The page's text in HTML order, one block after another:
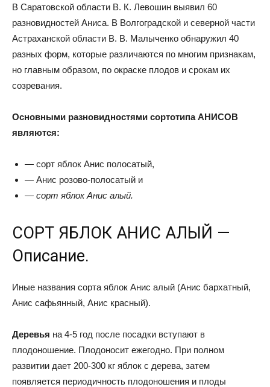
В Саратовской области В. К. Левошин выявил 60
разновидностей Аниса. В Волгоградской и северной части
Астраханской области В. В. Малыченко обнаружил 40
разных форм, которые различаются по многим признакам,
но главным образом, по окраске плодов и срокам их
созревания.
Основными разновидностями сортотипа АНИСОВ
являются:
— сорт яблок Анис полосатый,
— Анис розово-полосатый и
— сорт яблок Анис алый.
СОРТ ЯБЛОК АНИС АЛЫЙ —
Описание.
Иные названия сорта яблок Анис алый (Анис бархатный,
Анис сафьянный, Анис красный).
Деревья на 4-5 год после посадки вступают в
плодоношение. Плодоносит ежегодно. При полном
развитии дает 200-300 кг яблок с дерева, затем
появляется периодичность плодоношения и плоды